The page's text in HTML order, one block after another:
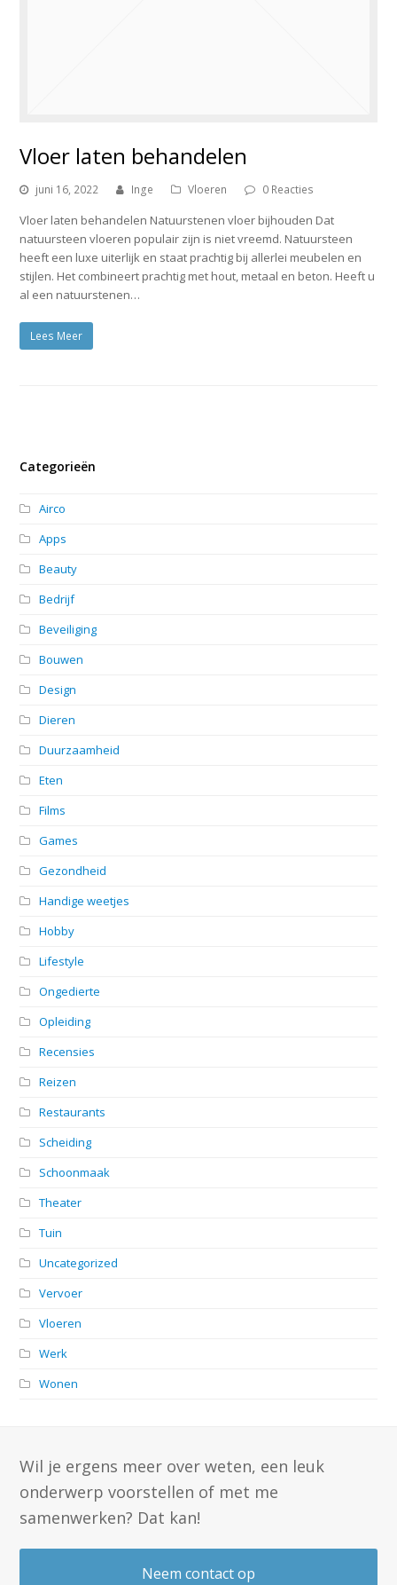
Vloer laten behandelen
juni 16, 2022 Inge Vloeren 0 Reacties
Vloer laten behandelen Natuurstenen vloer bijhouden Dat
natuursteen vloeren populair zijn is niet vreemd. Natuursteen
heeft een luxe uiterlijk en staat prachtig bij allerlei meubelen en
stijlen. Het combineert prachtig met hout, metaal en beton. Heeft u
al een natuurstenen…
Lees Meer
Categorieën
Airco
Apps
Beauty
Bedrijf
Beveiliging
Bouwen
Design
Dieren
Duurzaamheid
Eten
Films
Games
Gezondheid
Handige weetjes
Hobby
Lifestyle
Ongedierte
Opleiding
Recensies
Reizen
Restaurants
Scheiding
Schoonmaak
Theater
Tuin
Uncategorized
Vervoer
Vloeren
Werk
Wonen
Wil je ergens meer over weten, een leuk
onderwerp voorstellen of met me
samenwerken? Dat kan!
Neem contact op